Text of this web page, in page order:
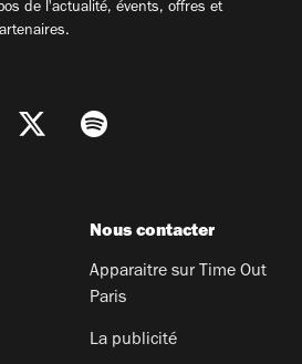
de l'actualité, évents, offres et
Nous contacter
Apparaitre sur Time Out
Paris
La publicité